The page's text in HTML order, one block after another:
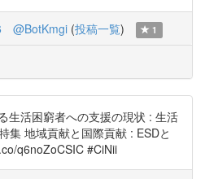
@BotKmgi (投稿一覧) 1
生活困窮者への支援の現状 : 生活
集 地域貢献と国際貢献 : ESDと
q6noZoCSIC #CiNii